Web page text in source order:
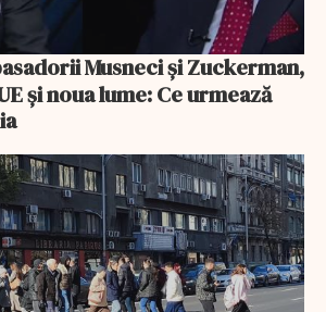
și noua lume: Ce urmează